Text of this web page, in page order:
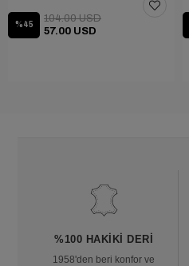
%45
57.00 USD
104.00 USD
%100 HAKIKI DERI
1958'den beri konfor ve